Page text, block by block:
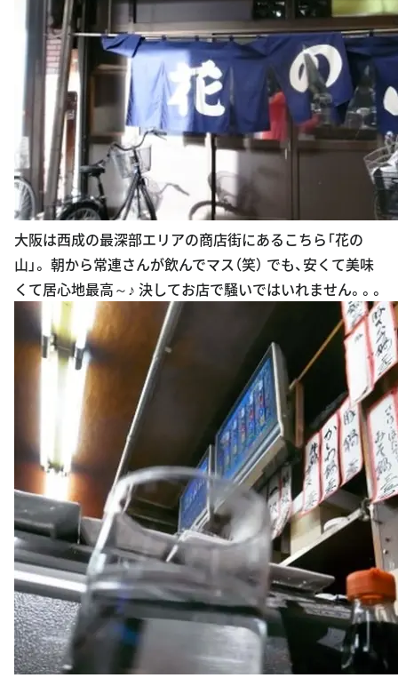
大阪は西成の最深部エリアの商店街にあるこちら「花の
山」。 朝から常連さんが飲んでマス（笑） でも、安くて美味
くて居心地最高～♪ 決してお店で騒いではいれません。。。